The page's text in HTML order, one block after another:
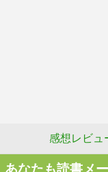
感想レビュ
あなたも読書メ